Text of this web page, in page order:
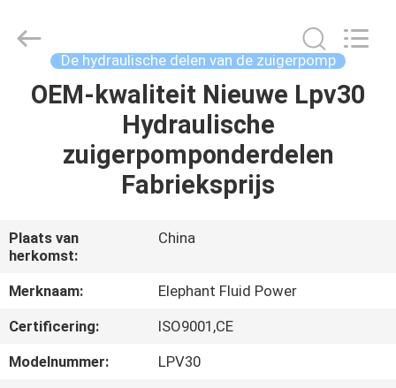
HUIS
PRODUCTEN
ONS
FABRIEKSREIS
KWALITEITSCONTROLE
Fluid
Power
Reserved.
De hydraulische delen van de zuigerpomp
OEM-kwaliteit Nieuwe Lpv30
Hydraulische
zuigerpomponderdelen
Fabrieksprijs
Plaats van
herkomst:
China
Merknaam:
Elephant Fluid Power
Certificering:
ISO9001,CE
Modelnummer:
LPV30